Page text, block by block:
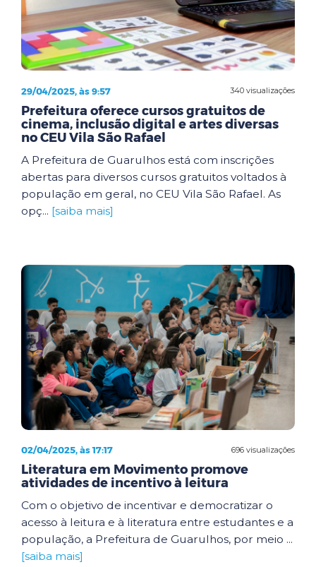
340 visualizações
29/04/2025, às 9:57
Prefeitura oferece cursos gratuitos de
cinema, inclusão digital e artes diversas
no CEU Vila São Rafael
A Prefeitura de Guarulhos está com inscrições
abertas para diversos cursos gratuitos voltados à
população em geral, no CEU Vila São Rafael. As
opç... [saiba mais]
696 visualizações
02/04/2025, às 17:17
Literatura em Movimento promove
atividades de incentivo à leitura
Com o objetivo de incentivar e democratizar o
acesso à leitura e à literatura entre estudantes e a
população, a Prefeitura de Guarulhos, por meio ...
[saiba mais]